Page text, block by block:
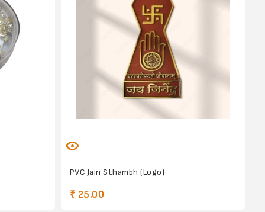
PVC Jain Sthambh (Logo)
₹ 25.00